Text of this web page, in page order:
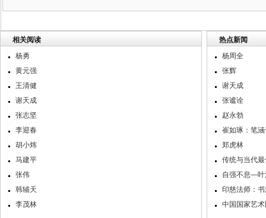
相关阅读
杨勇
黄元强
王清健
谢天成
张志坚
李迎春
胡小炜
马建平
张伟
韩辅天
李茂林
热点新闻
杨周全
张辉
谢天成
张谧诠
赵永勃
崔如琢：笔
郑虎林
传统与当代
自强不息—叶
印慈法师：
中国国家艺